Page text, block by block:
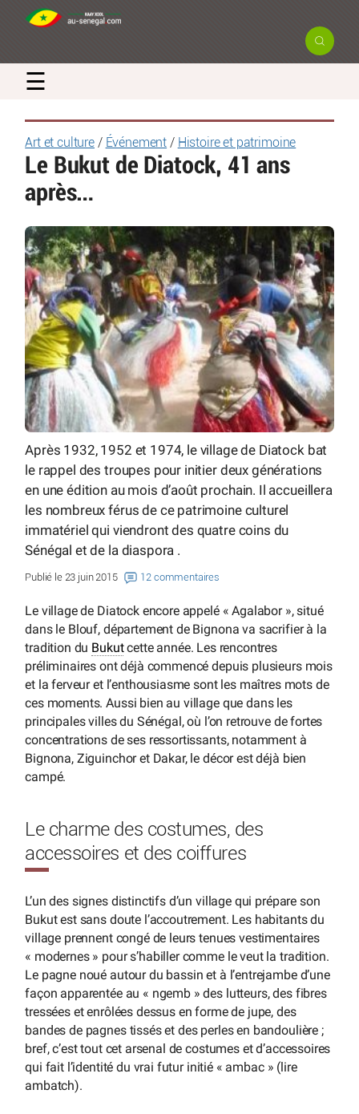
☰
Art et culture / Événement / Histoire et patrimoine
Le Bukut de Diatock, 41 ans
après…
Après 1932, 1952 et 1974, le village de Diatock bat
le rappel des troupes pour initier deux générations
en une édition au mois d’août prochain. Il accueillera
les nombreux férus de ce patrimoine culturel
immatériel qui viendront des quatre coins du
Sénégal et de la diaspora .
Publié le 23 juin 2015 12 commentaires
Le village de Diatock encore appelé « Agalabor », situé
dans le Blouf, département de Bignona va sacrifier à la
tradition du Bukutcette année. Les rencontres
préliminaires ont déjà commencé depuis plusieurs mois
et la ferveur et l’enthousiasme sont les maîtres mots de
ces moments. Aussi bien au village que dans les
principales villes du Sénégal, où l’on retrouve de fortes
concentrations de ses ressortissants, notamment à
Bignona, Ziguinchor et Dakar, le décor est déjà bien
campé.
Le charme des costumes, des
accessoires et des coiffures
L’un des signes distinctifs d’un village qui prépare son
Bukut est sans doute l’accoutrement. Les habitants du
village prennent congé de leurs tenues vestimentaires
« modernes » pour s’habiller comme le veut la tradition.
Le pagne noué autour du bassin et à l’entrejambe d’une
façon apparentée au « ngemb » des lutteurs, des fibres
tressées et enrôlées dessus en forme de jupe, des
bandes de pagnes tissés et des perles en bandoulière ;
bref, c’est tout cet arsenal de costumes et d’accessoires
qui fait l’identité du vrai futur initié « ambac » (lire
ambatch).